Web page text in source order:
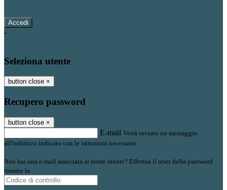
-
Seleziona utente
button close ×
Recupero password
button close ×
E-mail Verrà inviato un messaggio
all'indirizzo indicato con le istruzioni necessarie.
Non hai una e-mail associata al nome utente? Effettua il reset della password
tramite la